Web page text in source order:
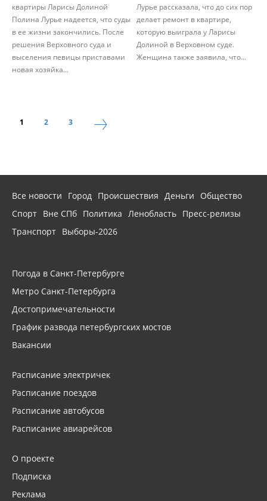
квартиры Ларисы Долиной
Полина Лурье надеется, что суды
в ее жизни закончились. После
решения Верховного суда и
выселения певицы приставами
новая хозяйка...
Лурье рассказала, что до сих пор
делает ремонт в квартире,
которую выиграла у Ларисы
Долиной в Верховном суде.
Женщина также заявила, что...
1 2 3
Все новости Город Происшествия Деньги
Общество
Спорт Вне СПб Политика Ленобласть Пресс-релизы
Транспорт Выборы-2026
Погода в Санкт-Петербурге
Метро Санкт-Петербурга
Достопримечательности
График развода петербургских мостов
Вакансии
Расписание электричек
Расписание поездов
Расписание автобусов
Расписание авиарейсов
О проекте
Подписка
Реклама